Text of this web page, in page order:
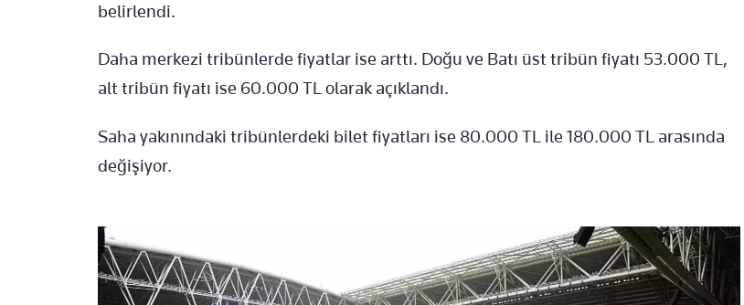
belirlendi.
Daha merkezi tribünlerde fiyatlar ise arttı. Doğu ve Batı üst tribün fiyatı 53.000 TL,
alt tribün fiyatı ise 60.000 TL olarak açıklandı.
Saha yakınındaki tribünlerdeki bilet fiyatları ise 80.000 TL ile 180.000 TL arasında
değişiyor.